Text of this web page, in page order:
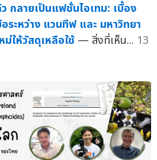
กลายเป็นแฟชั่นไอเทม: เบื้อง
ระหว่าง แวนทีฟ และ มหาวิทยา
ให้วัสดุเหลือใช้ — สิ่งที่เห็น... 13